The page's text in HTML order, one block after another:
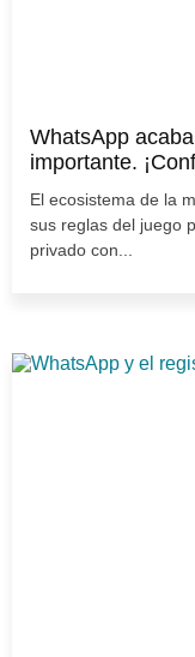
WhatsApp
importante.
El ecosistema de la
sus reglas del juego
privado con...